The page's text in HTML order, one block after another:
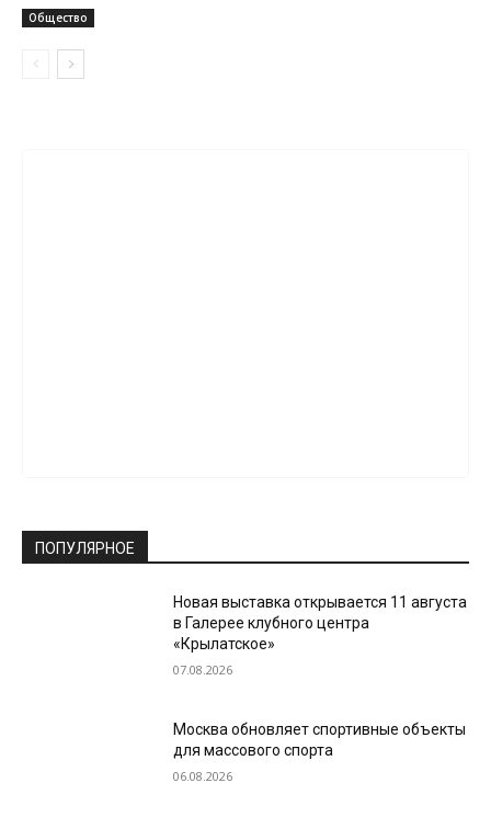
Общество
ПОПУЛЯРНОЕ
Новая выставка открывается 11 августа
в Галерее клубного центра
«Крылатское»
07.08.2026
Москва обновляет спортивные объекты
для массового спорта
06.08.2026